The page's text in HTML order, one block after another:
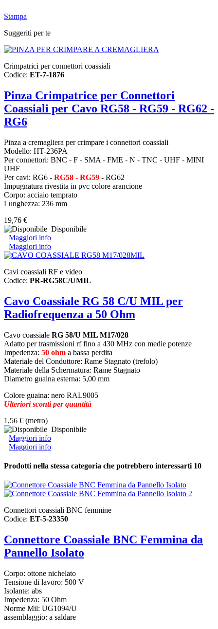
Stampa
Suggeriti per te
Crimpatrici per connettori coassiali
Codice: ET-7-1876
Pinza Crimpatrice per Connettori
Coassiali per Cavo RG58 - RG59 - RG62 -
RG6
Pinza a cremagliera per crimpare i connettori coassiali
Modello: HT-236PA
Per connettori: BNC - F - SMA - FME - N - TNC - UHF - MINI
UHF
Per cavi: RG6 - RG58 - RG59 - RG62
Impugnatura rivestita in pvc colore arancione
Corpo: acciaio temprato
Lunghezza: 236 mm
19,76 €
Disponibile
Maggiori info
Maggiori info
Cavi coassiali RF e video
Codice: PR-RG58C/UMIL
Cavo Coassiale RG 58 C/U MIL per
Radiofrequenza a 50 Ohm
Cavo coassiale RG 58/U MIL M17/028
Adatto per trasmissioni rf fino a 430 MHz con medie potenze
Impedenza: 50 ohm a bassa perdita
Materiale del Conduttore: Rame Stagnato (trefolo)
Materiale della Schermatura: Rame Stagnato
Diametro guaina esterna: 5,00 mm
Colore guaina: nero RAL9005
Ulteriori sconti per quantità
1,56 € (metro)
Disponibile
Maggiori info
Maggiori info
Prodotti nella stessa categoria che potrebbero interessarti 10
Connettori coassiali BNC femmine
Codice: ET-5-23350
Connettore Coassiale BNC Femmina da
Pannello Isolato
Corpo: ottone nichelato
Tensione di lavoro: 500 V
Isolante: abs
Impedenza: 50 Ohm
Norme Mil: UG1094/U
assemblaggio: a saldare